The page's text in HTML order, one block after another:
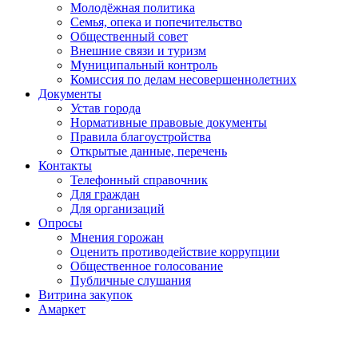
Молодёжная политика
Семья, опека и попечительство
Общественный совет
Внешние связи и туризм
Муниципальный контроль
Комиссия по делам несовершеннолетних
Документы
Устав города
Нормативные правовые документы
Правила благоустройства
Открытые данные, перечень
Контакты
Телефонный справочник
Для граждан
Для организаций
Опросы
Мнения горожан
Оценить противодействие коррупции
Общественное голосование
Публичные слушания
Витрина закупок
Амаркет